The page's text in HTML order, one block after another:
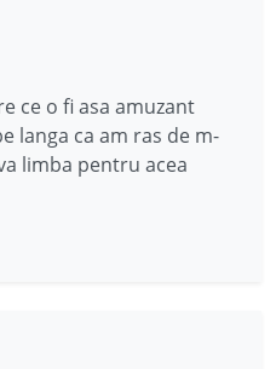
ce o fi asa amuzant
langa ca am ras de m-
limba pentru acea